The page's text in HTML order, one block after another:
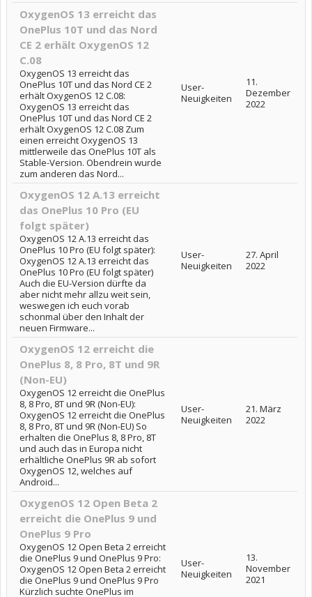
OxygenOS 13 erreicht das
OnePlus 10T und das Nord
CE 2 erhält OxygenOS 12
C.08
OxygenOS 13 erreicht das
OnePlus 10T und das Nord CE 2
erhält OxygenOS 12 C.08:
OxygenOS 13 erreicht das
OnePlus 10T und das Nord CE 2
erhält OxygenOS 12 C.08 Zum
einen erreicht OxygenOS 13
mittlerweile das OnePlus 10T als
Stable-Version. Obendrein wurde
zum anderen das Nord...
User-
Neuigkeiten
11.
Dezember
2022
OxygenOS 12 A.13 erreicht
das OnePlus 10 Pro (EU
folgt später)
OxygenOS 12 A.13 erreicht das
OnePlus 10 Pro (EU folgt später):
OxygenOS 12 A.13 erreicht das
OnePlus 10 Pro (EU folgt später)
Auch die EU-Version dürfte da
aber nicht mehr allzu weit sein,
weswegen ich euch vorab
schonmal über den Inhalt der
neuen Firmware...
User-
Neuigkeiten
27. April
2022
OxygenOS 12 erreicht die
OnePlus 8, 8 Pro, 8T und 9R
(Non-EU)
OxygenOS 12 erreicht die OnePlus
8, 8 Pro, 8T und 9R (Non-EU):
OxygenOS 12 erreicht die OnePlus
8, 8 Pro, 8T und 9R (Non-EU) So
erhalten die OnePlus 8, 8 Pro, 8T
und auch das in Europa nicht
erhältliche OnePlus 9R ab sofort
OxygenOS 12, welches auf
Android...
User-
Neuigkeiten
21. März
2022
OxygenOS 12 Open Beta 2
erreicht die OnePlus 9 und
OnePlus 9 Pro
OxygenOS 12 Open Beta 2 erreicht
die OnePlus 9 und OnePlus 9 Pro:
OxygenOS 12 Open Beta 2 erreicht
die OnePlus 9 und OnePlus 9 Pro
Kürzlich suchte OnePlus im
User-
Neuigkeiten
13.
November
2021